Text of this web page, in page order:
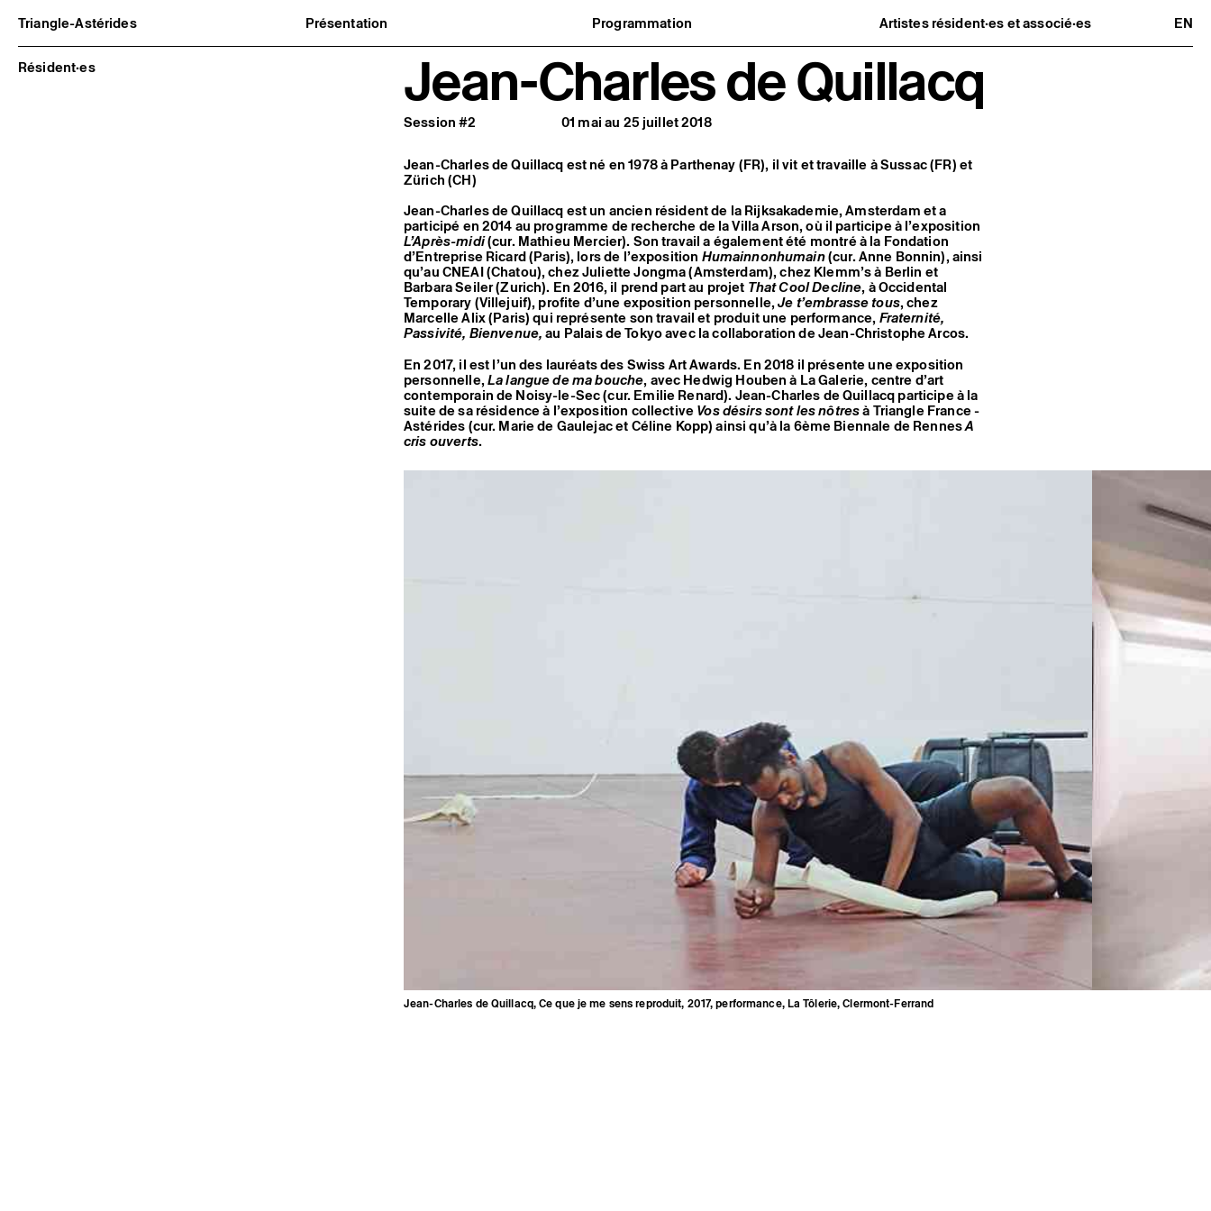
Triangle-Astérides Présentation Programmation Artistes résident·es et associé·es
EN
Centre d’art contemporain
d’intérêt national
et résidence internationale d'artistes
À propos
Équipe et gouvernance
Partenaires et réseaux
Formation professionnelle
Adhérer / nous soutenir
Rapports d'activité
Agenda : en cours et à venir
Expositions
Événements
Programmation éditoriale
Médiation
Publics associés
Les Nouveaux Commanditaires
Résident·es
Artistes associé·es
Hors-les-murs
Ancien·nes résident·es et artistes
associé·es
Résident·es Jean-Charles de Quillacq
Session #2 01 mai au 25 juillet 2018
Jean-Charles de Quillacq est né en 1978 à Parthenay (FR), il vit et travaille à Sussac (FR) et
Zürich (CH)
Jean-Charles de Quillacq est un ancien résident de la Rijksakademie, Amsterdam et a
participé en 2014 au programme de recherche de la Villa Arson, où il participe à l’exposition
L’Après-midi(cur. Mathieu Mercier). Son travail a également été montré à la Fondation
d’Entreprise Ricard (Paris), lors de l’exposition Humainnonhumain(cur. Anne Bonnin), ainsi
qu’au CNEAI (Chatou), chez Juliette Jongma (Amsterdam), chez Klemm’s à Berlin et
Barbara Seiler (Zurich). En 2016, il prend part au projet That Cool Decline, à Occidental
Temporary (Villejuif), profite d’une exposition personnelle,Je t’embrasse tous, chez
Marcelle Alix (Paris) qui représente son travail et produit une performance,Fraternité,
Passivité, Bienvenue,au Palais de Tokyo avec la collaboration de Jean-Christophe Arcos.
En 2017, il est l’un des lauréats des Swiss Art Awards. En 2018 il présente une exposition
personnelle,La langue de ma bouche, avec Hedwig Houben à La Galerie, centre d’art
contemporain de Noisy-le-Sec (cur. Emilie Renard). Jean-Charles de Quillacq participe à la
suite de sa résidence à l’exposition collectiveVos désirs sont les nôtresà Triangle France -
Astérides (cur. Marie de Gaulejac et Céline Kopp) ainsi qu’à la 6ème Biennale de RennesA
cris ouverts.
Jean-Charles de Quillacq, Ce que je me sens reproduit, 2017, performance, La Tôlerie, Clermont-Ferrand